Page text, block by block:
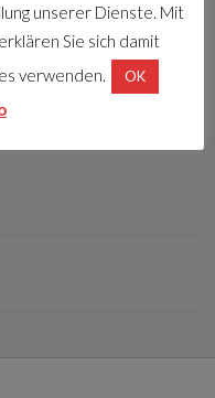
unserer Dienste. Mit
Sie sich damit
verwenden.
OK